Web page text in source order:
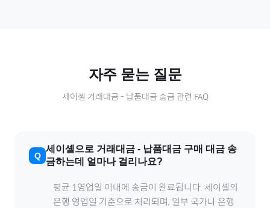
자주 묻는 질문
세이셸 거래대금 - 납품대금 송금 관련 FAQ
세이셸으로 거래대금 - 납품대금 구매 대금 송
금하는데 얼마나 걸리나요?
평균 1영업일 이내에 송금이 완료됩니다. 세이셸의
은행 영업일 기준으로 처리되며, 일부 국가나 은행